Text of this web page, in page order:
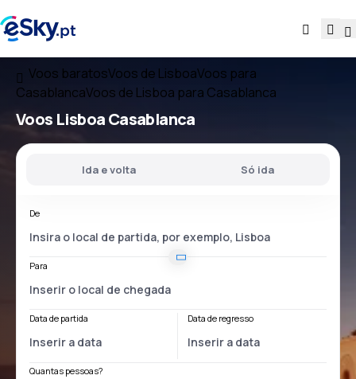
Voos baratosVoos de LisboaVoos para
CasablancaVoos de Lisboa para Casablanca
Voos Lisboa Casablanca
Ida e volta Só ida
De
Para
Data de partida Data de regresso
Quantas pessoas?